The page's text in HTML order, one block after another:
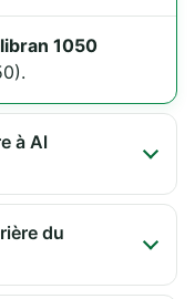
1050
à Al
du